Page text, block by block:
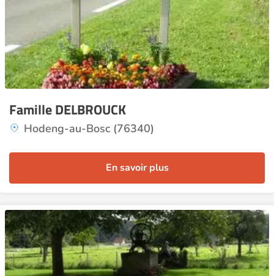
Famille DELBROUCK
Hodeng-au-Bosc (76340)
En savoir plus